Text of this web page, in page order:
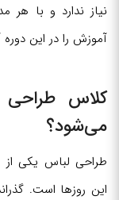
نیاز ندارد و با
آموزش را در این دوره
کلاس طراحی
می‌شود؟
طراحی لباس یکی
این روزها است.